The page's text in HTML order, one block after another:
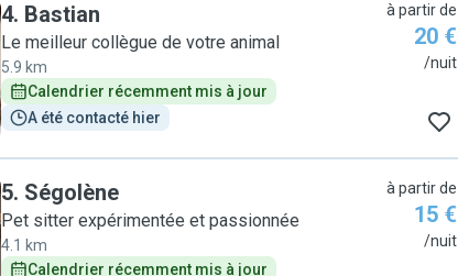
4. Bastian
Le meilleur collègue de votre animal
5.9 km
Calendrier récemment mis à jour
A été contacté hier
à partir de
20 €
/nuit
5. Ségolène
Pet sitter expérimentée et passionnée
4.1 km
Calendrier récemment mis à jour
à partir de
15 €
/nuit